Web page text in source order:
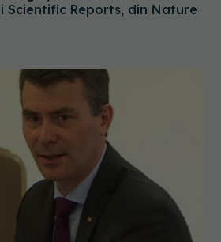
după revolta radiologilor: În
măsoară în șanse la viață